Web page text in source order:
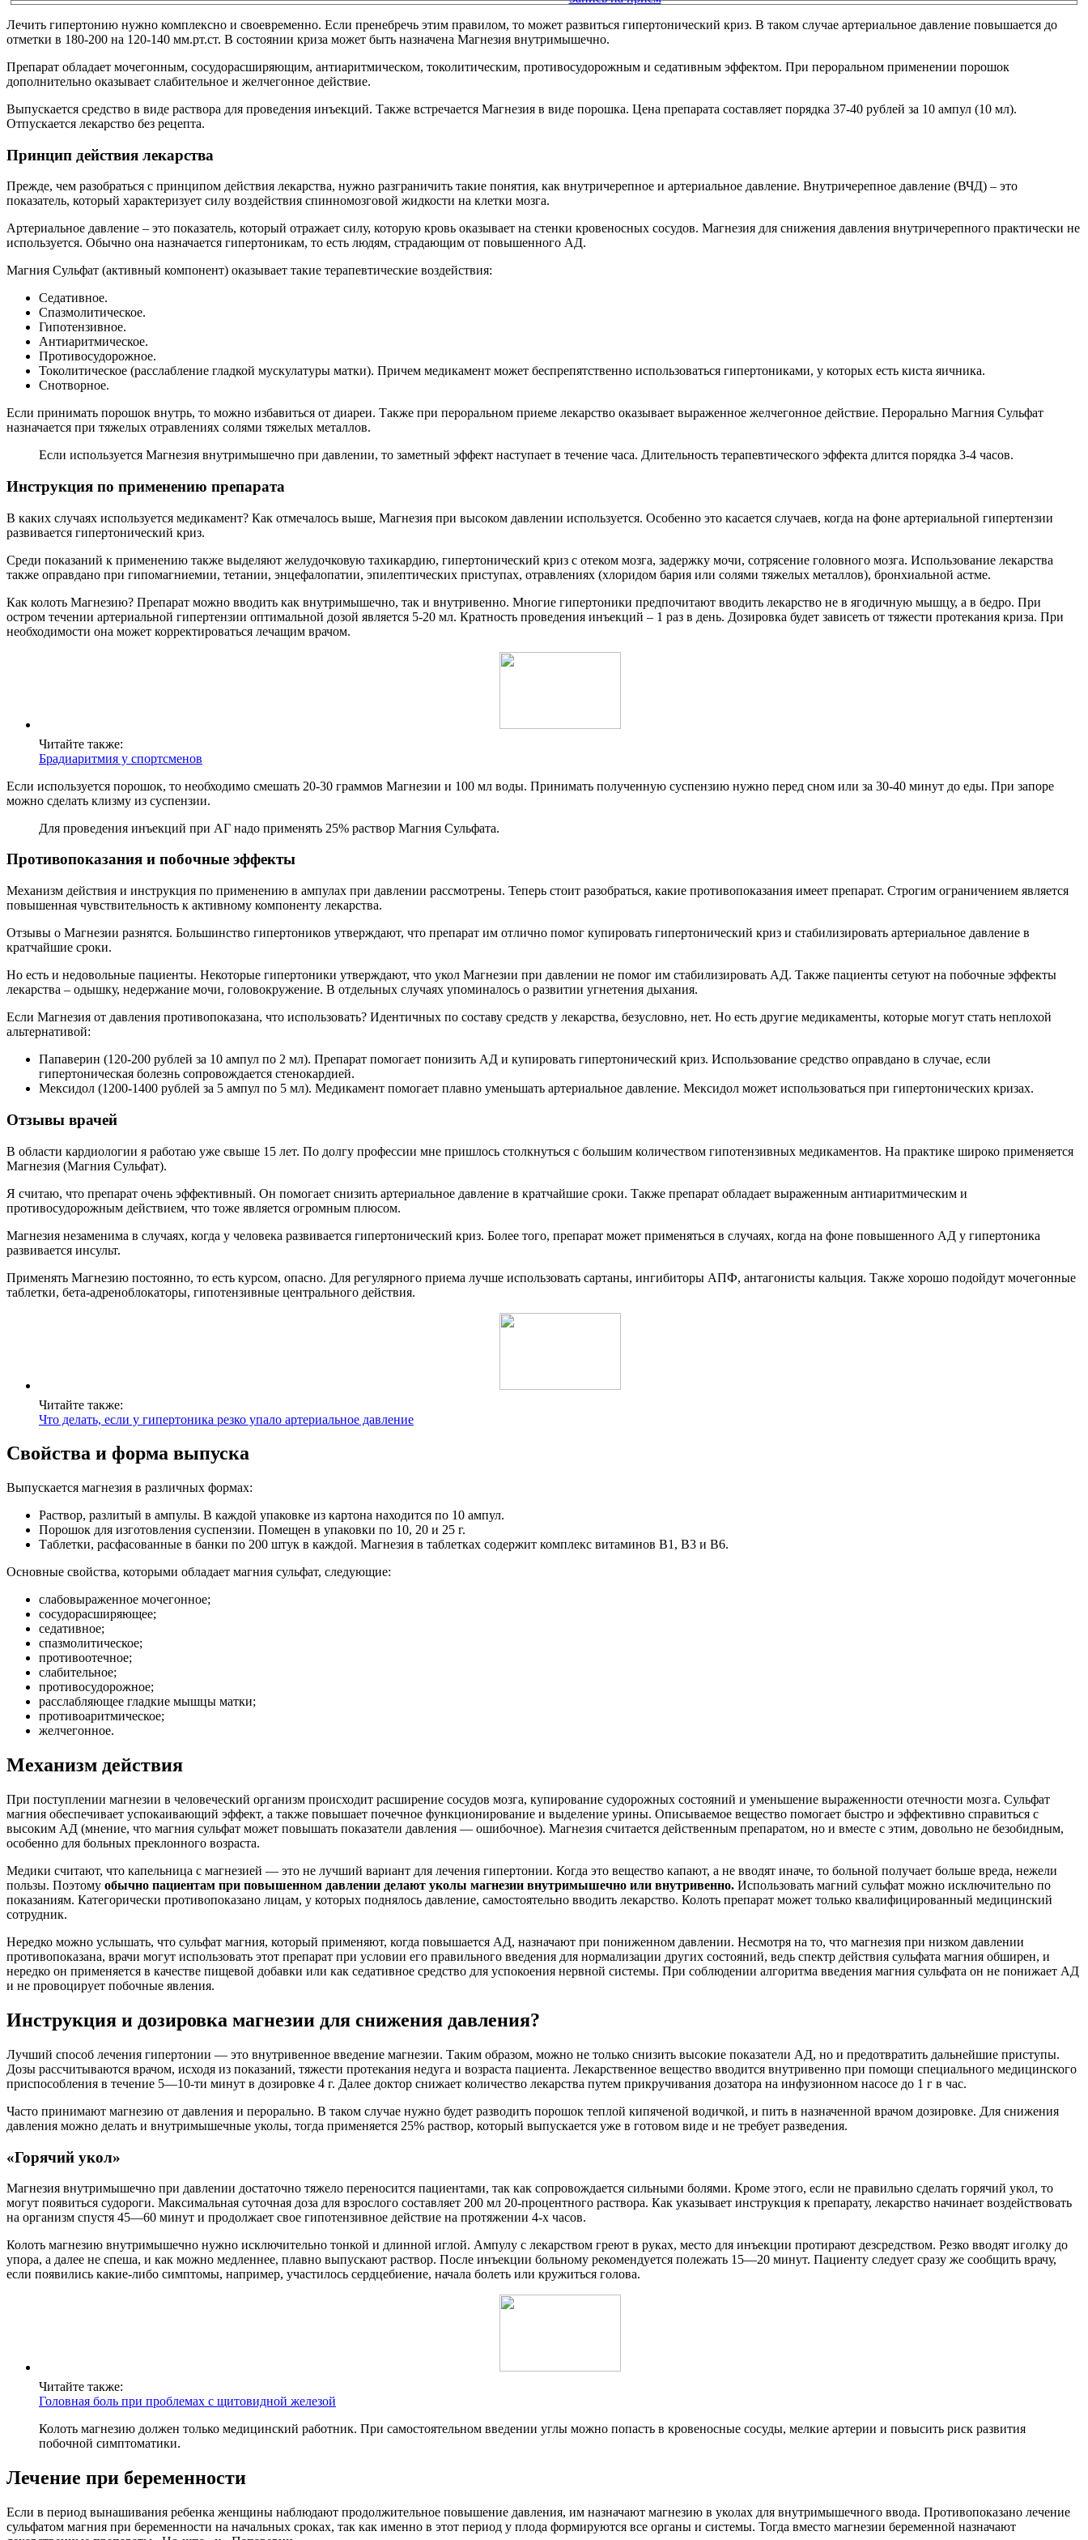
Лечить гипертонию нужно комплексно и своевременно. Если пренебречь этим правилом, то может развиться гипертонический криз. В таком случае артериальное давление повышается до
отметки в 180-200 на 120-140 мм.рт.ст. В состоянии криза может быть назначена Магнезия внутримышечно.
Препарат обладает мочегонным, сосудорасширяющим, антиаритмическом, токолитическим, противосудорожным и седативным эффектом. При пероральном применении порошок
дополнительно оказывает слабительное и желчегонное действие.
Выпускается средство в виде раствора для проведения инъекций. Также встречается Магнезия в виде порошка. Цена препарата составляет порядка 37-40 рублей за 10 ампул (10 мл).
Отпускается лекарство без рецепта.
Принцип действия лекарства
Прежде, чем разобраться с принципом действия лекарства, нужно разграничить такие понятия, как внутричерепное и артериальное давление. Внутричерепное давление (ВЧД) – это
показатель, который характеризует силу воздействия спинномозговой жидкости на клетки мозга.
Артериальное давление – это показатель, который отражает силу, которую кровь оказывает на стенки кровеносных сосудов. Магнезия для снижения давления внутричерепного практически не
используется. Обычно она назначается гипертоникам, то есть людям, страдающим от повышенного АД.
Магния Сульфат (активный компонент) оказывает такие терапевтические воздействия:
Седативное.
Спазмолитическое.
Гипотензивное.
Антиаритмическое.
Противосудорожное.
Токолитическое (расслабление гладкой мускулатуры матки). Причем медикамент может беспрепятственно использоваться гипертониками, у которых есть киста яичника.
Снотворное.
Если принимать порошок внутрь, то можно избавиться от диареи. Также при пероральном приеме лекарство оказывает выраженное желчегонное действие. Перорально Магния Сульфат
назначается при тяжелых отравлениях солями тяжелых металлов.
Если используется Магнезия внутримышечно при давлении, то заметный эффект наступает в течение часа. Длительность терапевтического эффекта длится порядка 3-4 часов.
Инструкция по применению препарата
В каких случаях используется медикамент? Как отмечалось выше, Магнезия при высоком давлении используется. Особенно это касается случаев, когда на фоне артериальной гипертензии
развивается гипертонический криз.
Среди показаний к применению также выделяют желудочковую тахикардию, гипертонический криз с отеком мозга, задержку мочи, сотрясение головного мозга. Использование лекарства
также оправдано при гипомагниемии, тетании, энцефалопатии, эпилептических приступах, отравлениях (хлоридом бария или солями тяжелых металлов), бронхиальной астме.
Как колоть Магнезию? Препарат можно вводить как внутримышечно, так и внутривенно. Многие гипертоники предпочитают вводить лекарство не в ягодичную мышцу, а в бедро. При
остром течении артериальной гипертензии оптимальной дозой является 5-20 мл. Кратность проведения инъекций – 1 раз в день. Дозировка будет зависеть от тяжести протекания криза. При
необходимости она может корректироваться лечащим врачом.
Читайте также:
Брадиаритмия у спортсменов
Если используется порошок, то необходимо смешать 20-30 граммов Магнезии и 100 мл воды. Принимать полученную суспензию нужно перед сном или за 30-40 минут до еды. При запоре
можно сделать клизму из суспензии.
Для проведения инъекций при АГ надо применять 25% раствор Магния Сульфата.
Противопоказания и побочные эффекты
Механизм действия и инструкция по применению в ампулах при давлении рассмотрены. Теперь стоит разобраться, какие противопоказания имеет препарат. Строгим ограничением является
повышенная чувствительность к активному компоненту лекарства.
Отзывы о Магнезии разнятся. Большинство гипертоников утверждают, что препарат им отлично помог купировать гипертонический криз и стабилизировать артериальное давление в
кратчайшие сроки.
Но есть и недовольные пациенты. Некоторые гипертоники утверждают, что укол Магнезии при давлении не помог им стабилизировать АД. Также пациенты сетуют на побочные эффекты
лекарства – одышку, недержание мочи, головокружение. В отдельных случаях упоминалось о развитии угнетения дыхания.
Если Магнезия от давления противопоказана, что использовать? Идентичных по составу средств у лекарства, безусловно, нет. Но есть другие медикаменты, которые могут стать неплохой
альтернативой:
Папаверин (120-200 рублей за 10 ампул по 2 мл). Препарат помогает понизить АД и купировать гипертонический криз. Использование средство оправдано в случае, если
гипертоническая болезнь сопровождается стенокардией.
Мексидол (1200-1400 рублей за 5 ампул по 5 мл). Медикамент помогает плавно уменьшать артериальное давление. Мексидол может использоваться при гипертонических кризах.
Отзывы врачей
В области кардиологии я работаю уже свыше 15 лет. По долгу профессии мне пришлось столкнуться с большим количеством гипотензивных медикаментов. На практике широко применяется
Магнезия (Магния Сульфат).
Я считаю, что препарат очень эффективный. Он помогает снизить артериальное давление в кратчайшие сроки. Также препарат обладает выраженным антиаритмическим и
противосудорожным действием, что тоже является огромным плюсом.
Магнезия незаменима в случаях, когда у человека развивается гипертонический криз. Более того, препарат может применяться в случаях, когда на фоне повышенного АД у гипертоника
развивается инсульт.
Применять Магнезию постоянно, то есть курсом, опасно. Для регулярного приема лучше использовать сартаны, ингибиторы АПФ, антагонисты кальция. Также хорошо подойдут мочегонные
таблетки, бета-адреноблокаторы, гипотензивные центрального действия.
Читайте также:
Что делать, если у гипертоника резко упало артериальное давление
Свойства и форма выпуска
Выпускается магнезия в различных формах:
Раствор, разлитый в ампулы. В каждой упаковке из картона находится по 10 ампул.
Порошок для изготовления суспензии. Помещен в упаковки по 10, 20 и 25 г.
Таблетки, расфасованные в банки по 200 штук в каждой. Магнезия в таблетках содержит комплекс витаминов В1, В3 и В6.
Основные свойства, которыми обладает магния сульфат, следующие:
слабовыраженное мочегонное;
сосудорасширяющее;
седативное;
спазмолитическое;
противоотечное;
слабительное;
противосудорожное;
расслабляющее гладкие мышцы матки;
противоаритмическое;
желчегонное.
Механизм действия
При поступлении магнезии в человеческий организм происходит расширение сосудов мозга, купирование судорожных состояний и уменьшение выраженности отечности мозга. Сульфат
магния обеспечивает успокаивающий эффект, а также повышает почечное функционирование и выделение урины. Описываемое вещество помогает быстро и эффективно справиться с
высоким АД (мнение, что магния сульфат может повышать показатели давления — ошибочное). Магнезия считается действенным препаратом, но и вместе с этим, довольно не безобидным,
особенно для больных преклонного возраста.
Медики считают, что капельница с магнезией — это не лучший вариант для лечения гипертонии. Когда это вещество капают, а не вводят иначе, то больной получает больше вреда, нежели
пользы. Поэтому обычно пациентам при повышенном давлении делают уколы магнезии внутримышечно или внутривенно. Использовать магний сульфат можно исключительно по
показаниям. Категорически противопоказано лицам, у которых поднялось давление, самостоятельно вводить лекарство. Колоть препарат может только квалифицированный медицинский
сотрудник.
Нередко можно услышать, что сульфат магния, который применяют, когда повышается АД, назначают при пониженном давлении. Несмотря на то, что магнезия при низком давлении
противопоказана, врачи могут использовать этот препарат при условии его правильного введения для нормализации других состояний, ведь спектр действия сульфата магния обширен, и
нередко он применяется в качестве пищевой добавки или как седативное средство для успокоения нервной системы. При соблюдении алгоритма введения магния сульфата он не понижает АД
и не провоцирует побочные явления.
Инструкция и дозировка магнезии для снижения давления?
Лучший способ лечения гипертонии — это внутривенное введение магнезии. Таким образом, можно не только снизить высокие показатели АД, но и предотвратить дальнейшие приступы.
Дозы рассчитываются врачом, исходя из показаний, тяжести протекания недуга и возраста пациента. Лекарственное вещество вводится внутривенно при помощи специального медицинского
приспособления в течение 5—10-ти минут в дозировке 4 г. Далее доктор снижает количество лекарства путем прикручивания дозатора на инфузионном насосе до 1 г в час.
Часто принимают магнезию от давления и перорально. В таком случае нужно будет разводить порошок теплой кипяченой водичкой, и пить в назначенной врачом дозировке. Для снижения
давления можно делать и внутримышечные уколы, тогда применяется 25% раствор, который выпускается уже в готовом виде и не требует разведения.
«Горячий укол»
Магнезия внутримышечно при давлении достаточно тяжело переносится пациентами, так как сопровождается сильными болями. Кроме этого, если не правильно сделать горячий укол, то
могут появиться судороги. Максимальная суточная доза для взрослого составляет 200 мл 20-процентного раствора. Как указывает инструкция к препарату, лекарство начинает воздействовать
на организм спустя 45—60 минут и продолжает свое гипотензивное действие на протяжении 4-х часов.
Колоть магнезию внутримышечно нужно исключительно тонкой и длинной иглой. Ампулу с лекарством греют в руках, место для инъекции протирают дезсредством. Резко вводят иголку до
упора, а далее не спеша, и как можно медленнее, плавно выпускают раствор. После инъекции больному рекомендуется полежать 15—20 минут. Пациенту следует сразу же сообщить врачу,
если появились какие-либо симптомы, например, участилось сердцебиение, начала болеть или кружиться голова.
Читайте также:
Головная боль при проблемах с щитовидной железой
Колоть магнезию должен только медицинский работник. При самостоятельном введении углы можно попасть в кровеносные сосуды, мелкие артерии и повысить риск развития
побочной симптоматики.
Лечение при беременности
Если в период вынашивания ребенка женщины наблюдают продолжительное повышение давления, им назначают магнезию в уколах для внутримышечного ввода. Противопоказано лечение
сульфатом магния при беременности на начальных сроках, так как именно в этот период у плода формируются все органы и системы. Тогда вместо магнезии беременной назначают